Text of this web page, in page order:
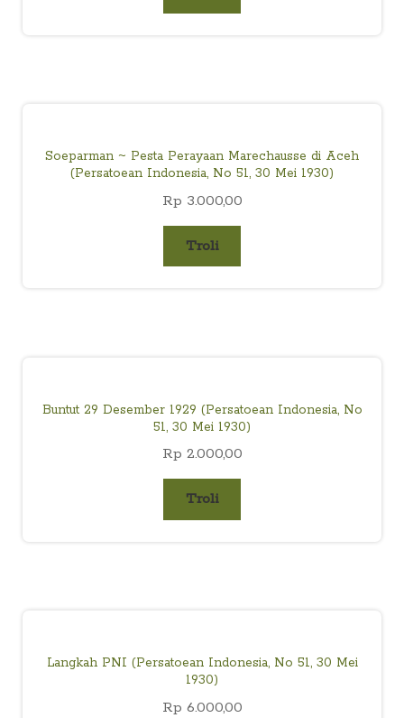
Soeparman ~ Pesta Perayaan Marechausse di Aceh
(Persatoean Indonesia, No 51, 30 Mei 1930)
Rp 3.000,00
Troli
Buntut 29 Desember 1929 (Persatoean Indonesia, No
51, 30 Mei 1930)
Rp 2.000,00
Troli
Langkah PNI (Persatoean Indonesia, No 51, 30 Mei
1930)
Rp 6.000,00